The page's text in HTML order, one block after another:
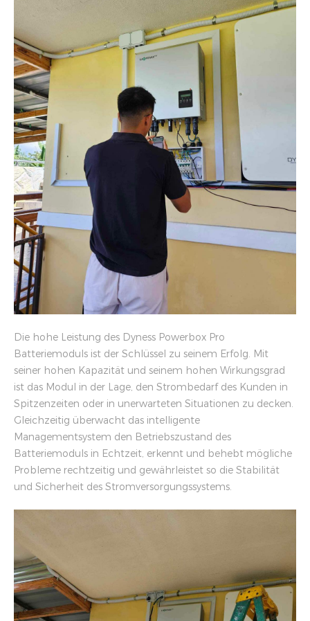
Die hohe Leistung des Dyness Powerbox Pro
Batteriemoduls ist der Schlüssel zu seinem Erfolg. Mit
seiner hohen Kapazität und seinem hohen Wirkungsgrad
ist das Modul in der Lage, den Strombedarf des Kunden in
Spitzenzeiten oder in unerwarteten Situationen zu decken.
Gleichzeitig überwacht das intelligente
Managementsystem den Betriebszustand des
Batteriemoduls in Echtzeit, erkennt und behebt mögliche
Probleme rechtzeitig und gewährleistet so die Stabilität
und Sicherheit des Stromversorgungssystems.